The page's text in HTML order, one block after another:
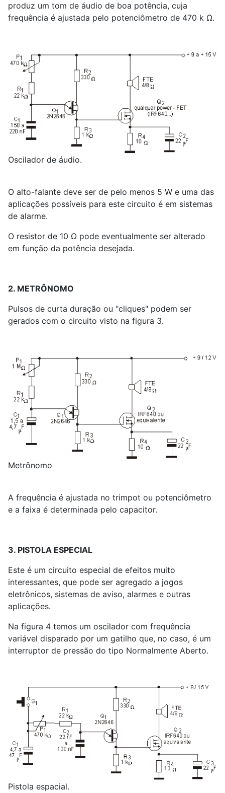
produz um tom de áudio de boa potência, cuja
frequência é ajustada pelo potenciômetro de 470 k Ω.
Oscilador de áudio.
O alto-falante deve ser de pelo menos 5 W e uma das
aplicações possíveis para este circuito é em sistemas
de alarme.
O resistor de 10 Ω pode eventualmente ser alterado
em função da potência desejada.
2. METRÔNOMO
Pulsos de curta duração ou "cliques" podem ser
gerados com o circuito visto na figura 3.
Metrônomo
A frequência é ajustada no trimpot ou potenciômetro
e a faixa é determinada pelo capacitor.
3. PISTOLA ESPECIAL
Este é um circuito especial de efeitos muito
interessantes, que pode ser agregado a jogos
eletrônicos, sistemas de aviso, alarmes e outras
aplicações.
Na figura 4 temos um oscilador com frequência
variável disparado por um gatilho que, no caso, é um
interruptor de pressão do tipo Normalmente Aberto.
Pistola espacial.